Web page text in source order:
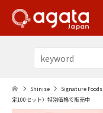
Shinise Signature Foods
定100セット）特別価格で販売中